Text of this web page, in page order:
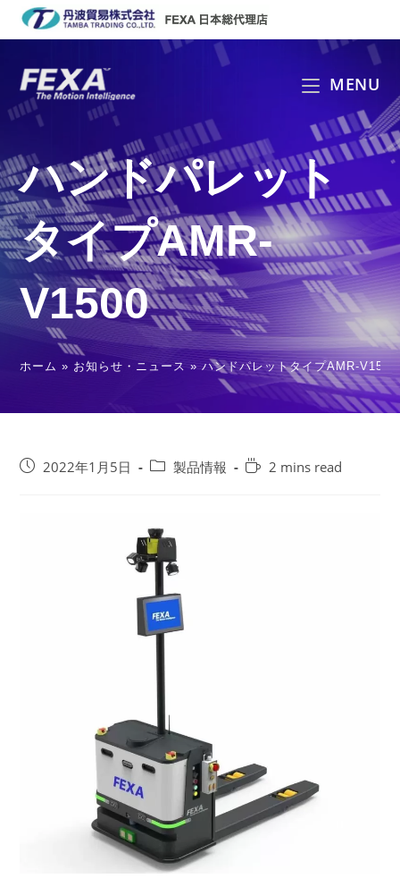
へ
キ
ッ
プ
MENU
ハンドパレット
タイプAMR-
V1500
ホーム » お知らせ・ニュース »ハンドパレットタイプAMR-V1500
投
2022年1月5日
投
ゴ
リ
ー:
製品情報
Reading2 mins read